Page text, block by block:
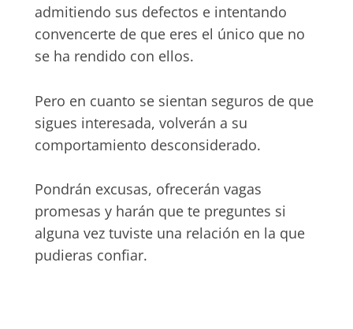
admitiendo sus defectos e intentando
convencerte de que eres el único que no
se ha rendido con ellos.
Pero en cuanto se sientan seguros de que
sigues interesada, volverán a su
comportamiento desconsiderado.
Pondrán excusas, ofrecerán vagas
promesas y harán que te preguntes si
alguna vez tuviste una relación en la que
pudieras confiar.